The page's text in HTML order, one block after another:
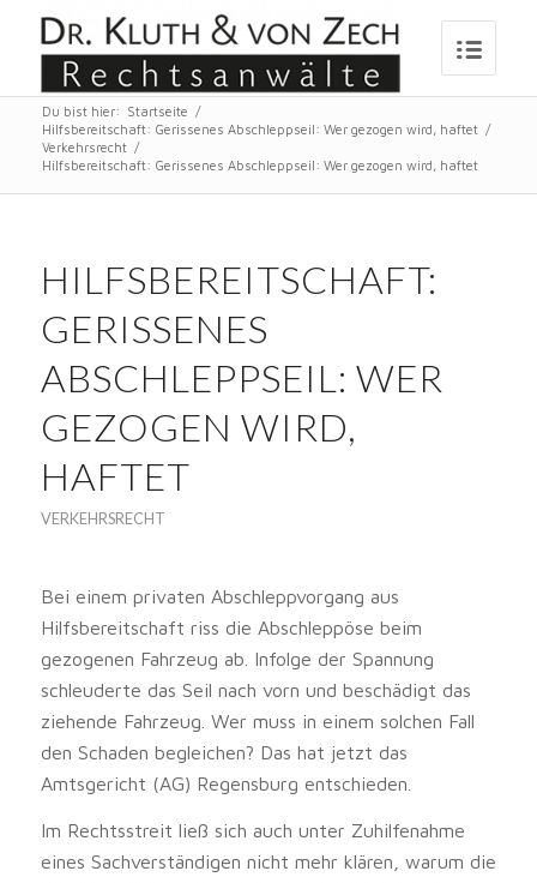
Du bist hier: Startseite
/
Hilfsbereitschaft: Gerissenes Abschleppseil: Wer gezogen wird, haftet /
Verkehrsrecht /
Hilfsbereitschaft: Gerissenes Abschleppseil: Wer gezogen wird, haftet
HILFSBEREITSCHAFT:
GERISSENES
ABSCHLEPPSEIL: WER
GEZOGEN WIRD,
HAFTET
VERKEHRSRECHT
Bei einem privaten Abschleppvorgang aus
Hilfsbereitschaft riss die Abschleppöse beim
gezogenen Fahrzeug ab. Infolge der Spannung
schleuderte das Seil nach vorn und beschädigt das
ziehende Fahrzeug. Wer muss in einem solchen Fall
den Schaden begleichen? Das hat jetzt das
Amtsgericht (AG) Regensburg entschieden.
Im Rechtsstreit ließ sich auch unter Zuhilfenahme
eines Sachverständigen nicht mehr klären, warum die